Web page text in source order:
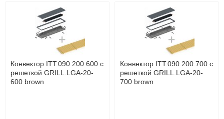
Доставка сантехники по Москве и Московской области
Наличный расчёт
Банковской картой на сайте в режиме реального
времени
Банковской картой при получении товара как при
доставке, так и самовывозом
Интернет-деньгами (Yandex-деньги, Web-money,
Qiwi-кошельки и другие).
Безналичный расчёт (возможно и с НДС)
Конвектор ITT.090.200.600 с
решеткой GRILL.LGA-20-
600 brown
Конвектор ITT.090.200.700 с
решеткой GRILL.LGA-20-
700 brown